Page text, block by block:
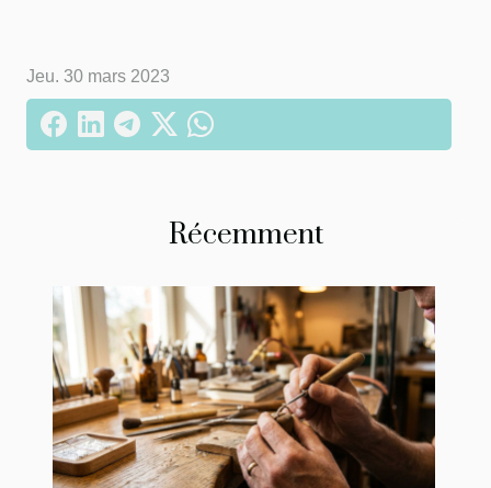
Jeu. 30 mars 2023
Récemment